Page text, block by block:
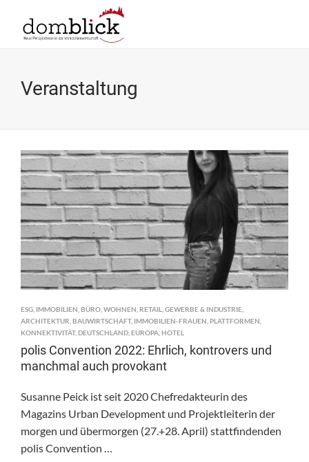
Veranstaltung
ESG IMMOBILIEN BÜRO WOHNEN RETAIL GEWERBE & INDUSTRIE
ARCHITEKTUR BAUWIRTSCHAFT, IMMOBILIEN-FRAUEN PLATTFORMEN
KONNEKTIVITÄT, DEUTSCHLAND EUROPA HOTEL
polis Convention 2022: Ehrlich, kontrovers und
manchmal auch provokant
Susanne Peick ist seit 2020 Chefredakteurin des
Magazins Urban Development und Projektleiterin der
morgen und übermorgen (27.+28. April) stattfindenden
polis Convention …